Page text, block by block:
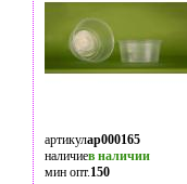
артикулap000165
наличиев наличии
мин опт.150